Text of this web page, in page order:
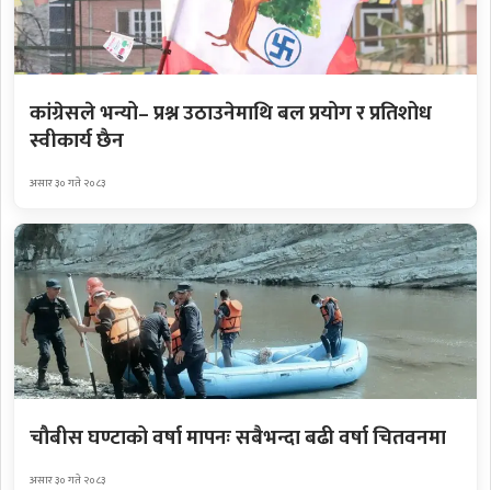
कांग्रेसले भन्यो– प्रश्न उठाउनेमाथि बल प्रयोग र प्रतिशोध
स्वीकार्य छैन
असार ३० गते २०८३
चौबीस घण्टाको वर्षा मापनः सबैभन्दा बढी वर्षा चितवनमा
असार ३० गते २०८३